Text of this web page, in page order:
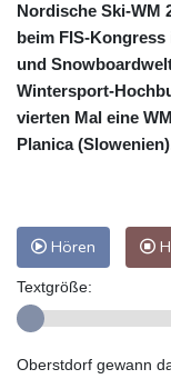
Nordische Ski-WM
beim FIS-
und
Wintersport-
vierten Mal eine
Planica
Hören
Textgröße:
Oberstdorf gewann